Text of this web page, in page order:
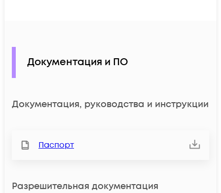
Документация и ПО
Документация, руководства и инструкции
Паспорт
Разрешительная документация